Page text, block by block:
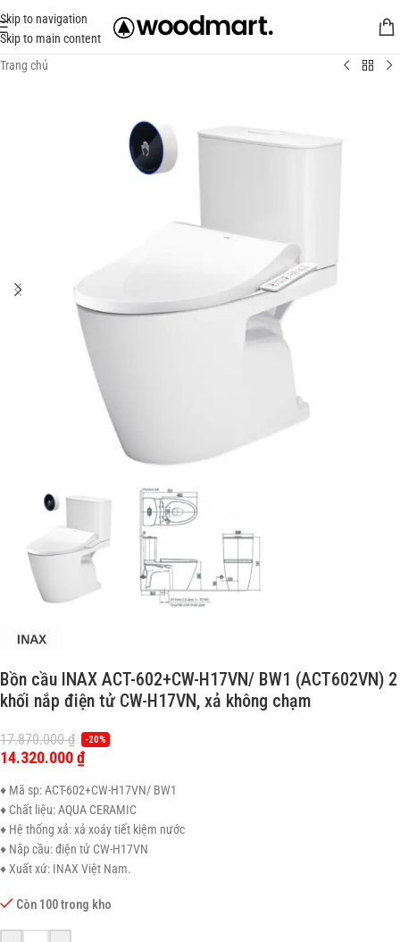
Skip to navigation
Skip to main content
Trang chủ
Bồn cầu INAX ACT-602+CW-H17VN/ BW1 (ACT602VN) 2
khối nắp điện tử CW-H17VN, xả không chạm
17.870.000₫ -20%
14.320.000₫
♦ Mã sp: ACT-602+CW-H17VN/ BW1
♦ Chất liệu: AQUA CERAMIC
♦ Hệ thống xả: xả xoáy tiết kiệm nước
♦ Nắp cầu: điện tử CW-H17VN
♦ Xuất xứ: INAX Việt Nam.
Còn 100 trong kho